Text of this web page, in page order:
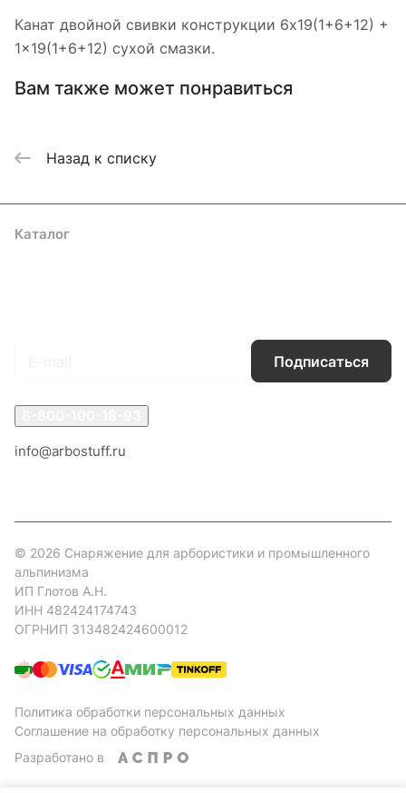
Канат двойной свивки конструкции 6x19(1+6+12) +
1x19(1+6+12) сухой смазки.
Вам также может понравиться
Назад к списку
Каталог
Подписаться
info@arbostuff.ru
© 2026 Снаряжение для арбористики и промышленного
альпинизма
ИП Глотов А.Н.
ИНН 482424174743
ОГРНИП 313482424600012
Политика обработки персональных данных
Соглашение на обработку персональных данных
Разработано в